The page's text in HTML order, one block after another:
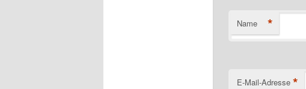
Name *
E-Mail-Adresse *